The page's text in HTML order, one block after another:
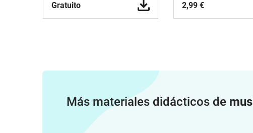
Gratuito 2,99 €
Más materiales didácticos de